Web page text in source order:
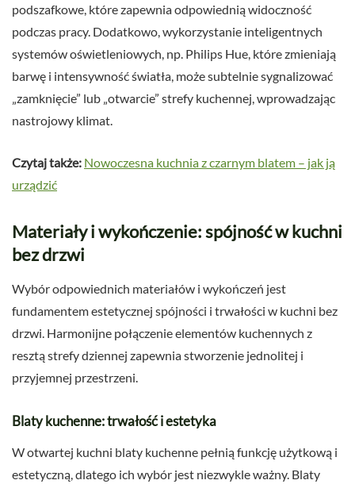
podszafkowe, które zapewnia odpowiednią widoczność
podczas pracy. Dodatkowo, wykorzystanie inteligentnych
systemów oświetleniowych, np. Philips Hue, które zmieniają
barwę i intensywność światła, może subtelnie sygnalizować
„zamknięcie” lub „otwarcie” strefy kuchennej, wprowadzając
nastrojowy klimat.
Czytaj także: Nowoczesna kuchnia z czarnym blatem – jak ją
urządzić
Materiały i wykończenie: spójność w kuchni
bez drzwi
Wybór odpowiednich materiałów i wykończeń jest
fundamentem estetycznej spójności i trwałości w kuchni bez
drzwi. Harmonijne połączenie elementów kuchennych z
resztą strefy dziennej zapewnia stworzenie jednolitej i
przyjemnej przestrzeni.
Blaty kuchenne: trwałość i estetyka
W otwartej kuchni blaty kuchenne pełnią funkcję użytkową i
estetyczną, dlatego ich wybór jest niezwykle ważny. Blaty